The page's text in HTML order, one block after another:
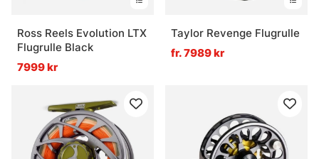
Ross Reels Evolution LTX
Flugrulle Black
7999 kr
Taylor Revenge Flugrulle
fr. 7989 kr